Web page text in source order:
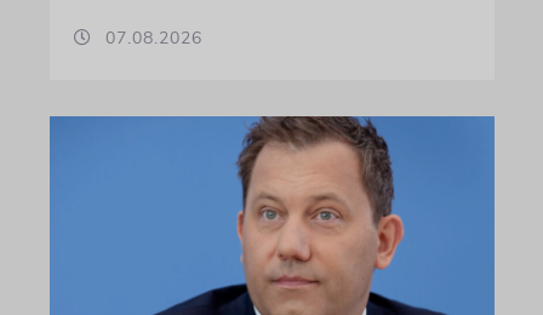
07.08.2026